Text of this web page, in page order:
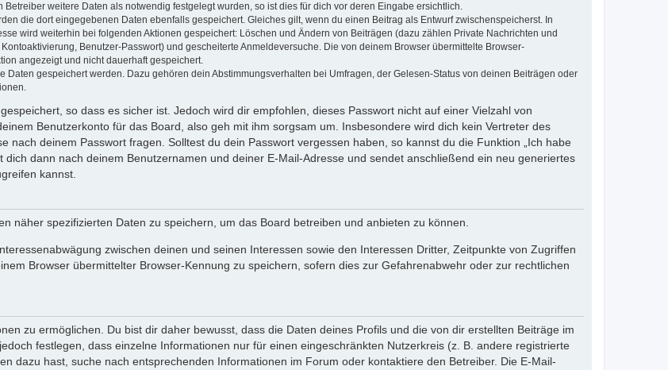
weitere Daten als notwendig festgelegt wurden, so ist dies für dich vor deren Eingabe ersichtlich.
die dort eingegebenen Daten ebenfalls gespeichert. Gleiches gilt, wenn du einen Beitrag als Entwurf zwischenspeicherst. In
wird weiterhin bei folgenden Aktionen gespeichert: Löschen und Ändern von Beiträgen (dazu zählen Private Nachrichten und
Benutzer-Passwort) und gescheiterte Anmeldeversuche. Die von deinem Browser übermittelte Browser-
angezeigt und nicht dauerhaft gespeichert.
gespeichert werden. Dazu gehören dein Abstimmungsverhalten bei Umfragen, der Gelesen-Status von deinen Beiträgen oder
so dass es sicher ist. Jedoch wird dir empfohlen, dieses Passwort nicht auf einer Vielzahl von
Benutzerkonto für das Board, also geh mit ihm sorgsam um. Insbesondere wird dich kein Vertreter des
nach deinem Passwort fragen. Solltest du dein Passwort vergessen haben, so kannst du die Funktion „Ich habe
dann nach deinem Benutzernamen und deiner E-Mail-Adresse und sendet anschließend ein neu generiertes
kannst.
näher spezifizierten Daten zu speichern, um das Board betreiben und anbieten zu können.
zwischen deinen und seinen Interessen sowie den Interessen Dritter, Zeitpunkte von Zugriffen
Browser übermittelter Browser-Kennung zu speichern, sofern dies zur Gefahrenabwehr oder zur rechtlichen
zu ermöglichen. Du bist dir daher bewusst, dass die Daten deines Profils und die von dir erstellten Beiträge im
festlegen, dass einzelne Informationen nur für einen eingeschränkten Nutzerkreis (z. B. andere registrierte
dazu hast, suche nach entsprechenden Informationen im Forum oder kontaktiere den Betreiber. Die E-Mail-